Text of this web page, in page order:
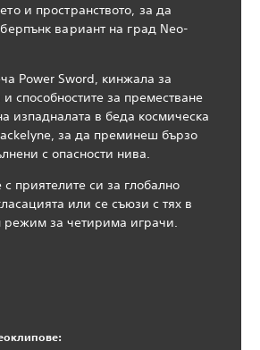
и пространството, за да
вариант на град Neo-
Power Sword, кинжала за
способностите за преместване
изпадналата в беда космическа
за да преминеш бързо
с опасности нива.
с приятелите си за глобално
или се съюзи с тях в
режим за четирима играчи.